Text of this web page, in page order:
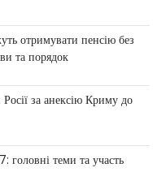
Володимир Зеленський
готовий підтримати
у стабілізації ситуації
Сході
і
1 Березня, 2026
отримувати пенсію без
та порядок
за анексію Криму до
головні теми та участь